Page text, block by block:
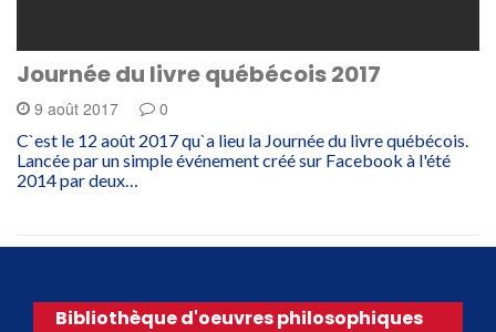
Journée du livre québécois 2017
9 août 2017 0
C`est le 12 août 2017 qu`a lieu la Journée du livre québécois.
Lancée par un simple événement créé sur Facebook à l'été
2014 par deux…
Bibliothèque d'oeuvres philosophiques